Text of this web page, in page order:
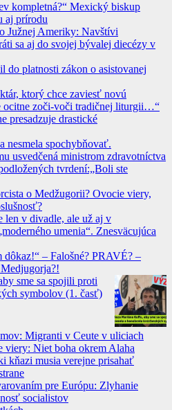
kompletná?“ Mexický biskup
aj prírodu
Južnej Ameriky: Navštívi
sa aj do svojej bývalej diecézy v
do platnosti zákon o asistovanej
ktorý chce zaviesť novú
ocitne zoči-voči tradičnej liturgii…“
presadzuje drastické
nesmela spochybňovať.
usvedčená ministrom zdravotníctva
tvrdení:„Boli ste
o Medžugorii? Ovocie viery,
len v divadle, ale už aj v
umenia“. Znesväcujúca
dôkaz!“ – Falošné? PRAVÉ? –
sme sa spojili proti
symbolov (1. časť)
Migranti v Ceute v uliciach
viery: Niet boha okrem Alaha
kňazi musia verejne prisahať
pre Európu: Zlyhanie
socialistov